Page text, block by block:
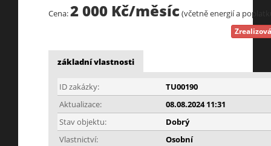
Cena:2 000 Kč/měsíc(včetně energií a
základní vlastnosti
ID zakázky:
TU00190
Aktualizace:
08.08.2024 11:31
Stav objektu:
Dobrý
Vlastnictví:
Osobní